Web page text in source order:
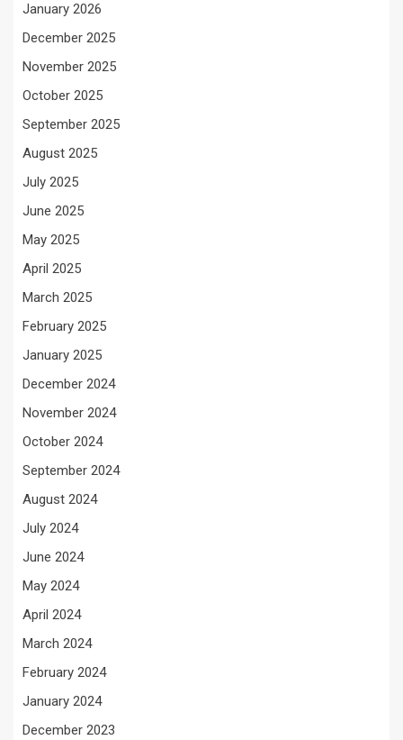
January 2026
December 2025
November 2025
October 2025
September 2025
August 2025
July 2025
June 2025
May 2025
April 2025
March 2025
February 2025
January 2025
December 2024
November 2024
October 2024
September 2024
August 2024
July 2024
June 2024
May 2024
April 2024
March 2024
February 2024
January 2024
December 2023